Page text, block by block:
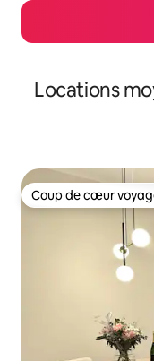
Locations
Coup de cœur
Coup de cœur